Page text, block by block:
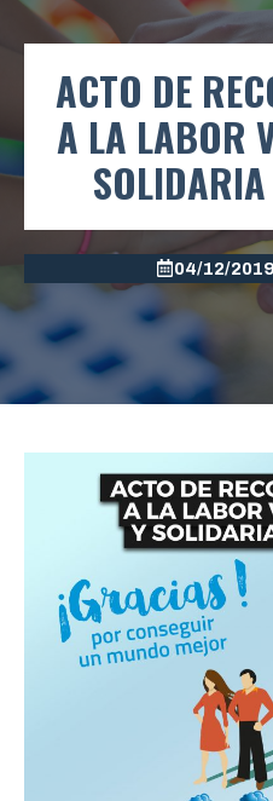
ACTO DE
A LA LABOR
04/12/2019